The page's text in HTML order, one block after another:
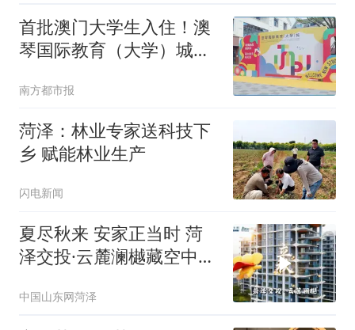
首批澳门大学生入住！澳
琴国际教育（大学）城开
南方都市报
菏泽：林业专家送科技下
乡 赋能林业生产
闪电新闻
夏尽秋来 安家正当时 菏
泽交投·云麓澜樾藏空中庭
秘境
中国山东网菏泽